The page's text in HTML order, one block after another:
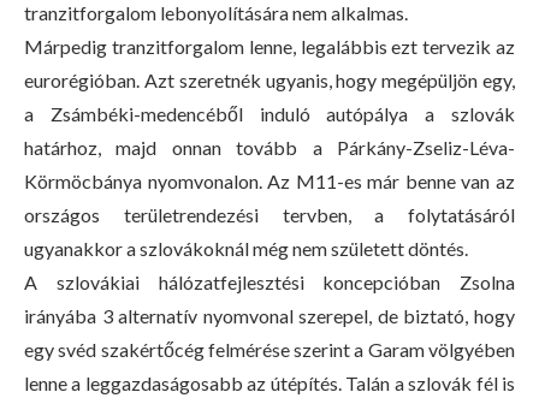
tranzitforgalom lebonyolítására nem alkalmas.
Márpedig tranzitforgalom lenne, legalábbis ezt tervezik az
eurorégióban. Azt szeretnék ugyanis, hogy megépüljön egy,
a Zsámbéki-medencéből induló autópálya a szlovák
határhoz, majd onnan tovább a Párkány-Zseliz-Léva-
Körmöcbánya nyomvonalon. Az M11-es már benne van az
országos területrendezési tervben, a folytatásáról
ugyanakkor a szlovákoknál még nem született döntés.
A szlovákiai hálózatfejlesztési koncepcióban Zsolna
irányába 3 alternatív nyomvonal szerepel, de biztató, hogy
egy svéd szakértőcég felmérése szerint a Garam völgyében
lenne a leggazdaságosabb az útépítés. Talán a szlovák fél is